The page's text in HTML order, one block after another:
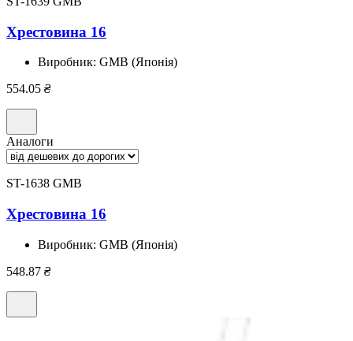
Хрестовина 16
Виробник: GMB (Японія)
554.05 ₴
Аналоги
ST-1638 GMB
Хрестовина 16
Виробник: GMB (Японія)
548.87 ₴